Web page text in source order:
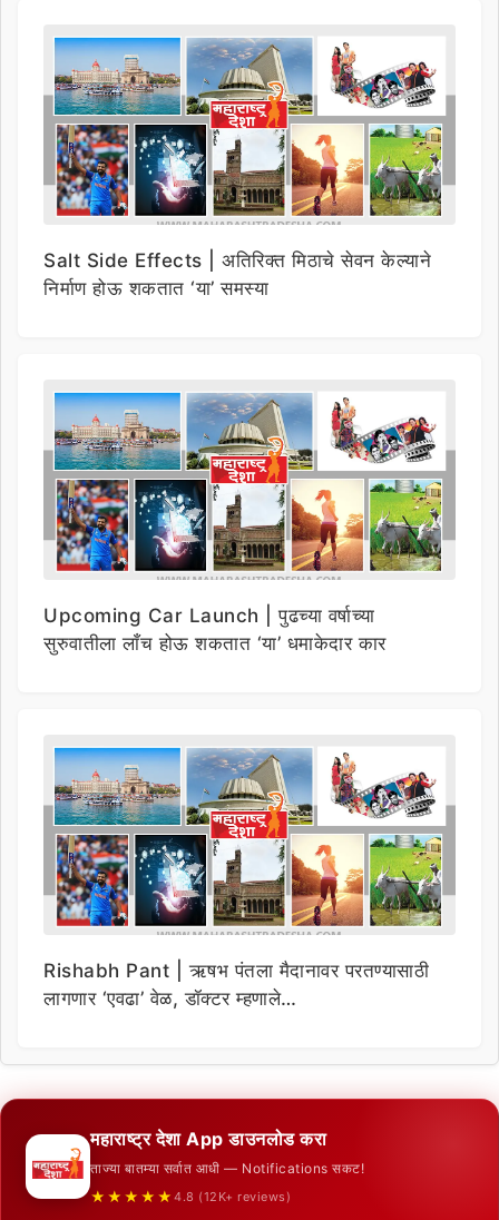
Salt Side Effects | अतिरिक्त मिठाचे सेवन केल्याने
निर्माण होऊ शकतात ‘या’ समस्या
Upcoming Car Launch | पुढच्या वर्षाच्या
सुरुवातीला लाँच होऊ शकतात ‘या’ धमाकेदार कार
Rishabh Pant | ऋषभ पंतला मैदानावर परतण्यासाठी
लागणार ‘एवढा’ वेळ, डॉक्टर म्हणाले…
महाराष्ट्र देशा App डाउनलोड करा
ताज्या बातम्या सर्वात आधी — Notifications सकट!
★★★★★ 4.8 (12K+ reviews)